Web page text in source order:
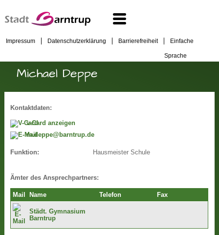
Impressum Datenschutzerklärung Barrierefreiheit Einfache
Sprache
Michael Deppe
Kontaktdaten:
v-Card anzeigen
m.deppe@barntrup.de
Funktion: Hausmeister Schule
Ämter des Ansprechpartners:
Mail Name Telefon Fax
Städt. Gymnasium
Barntrup